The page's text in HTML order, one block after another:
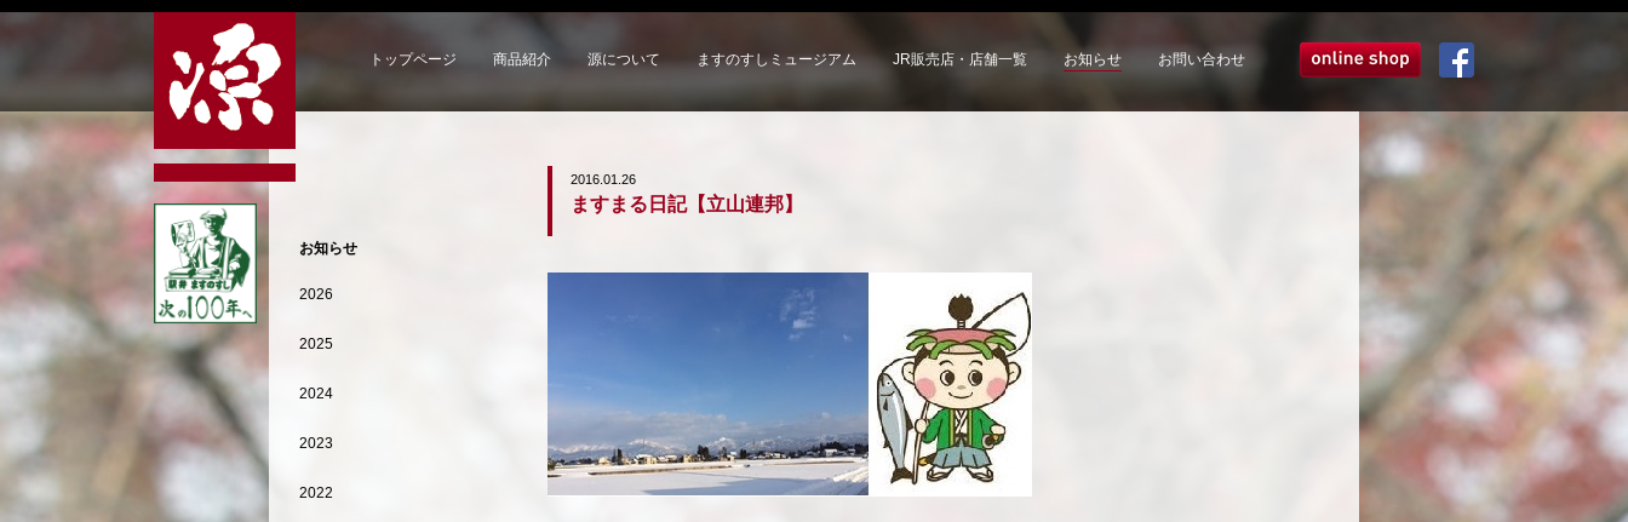
トップページ 商品紹介 源について ますのすしミュージアム JR販売店・店舗一覧 お知らせ お問い合わせ オンラインショップ
2016.01.26
ますまる日記【立山連邦】
お知らせ
2026
2025
2024
2023
2022